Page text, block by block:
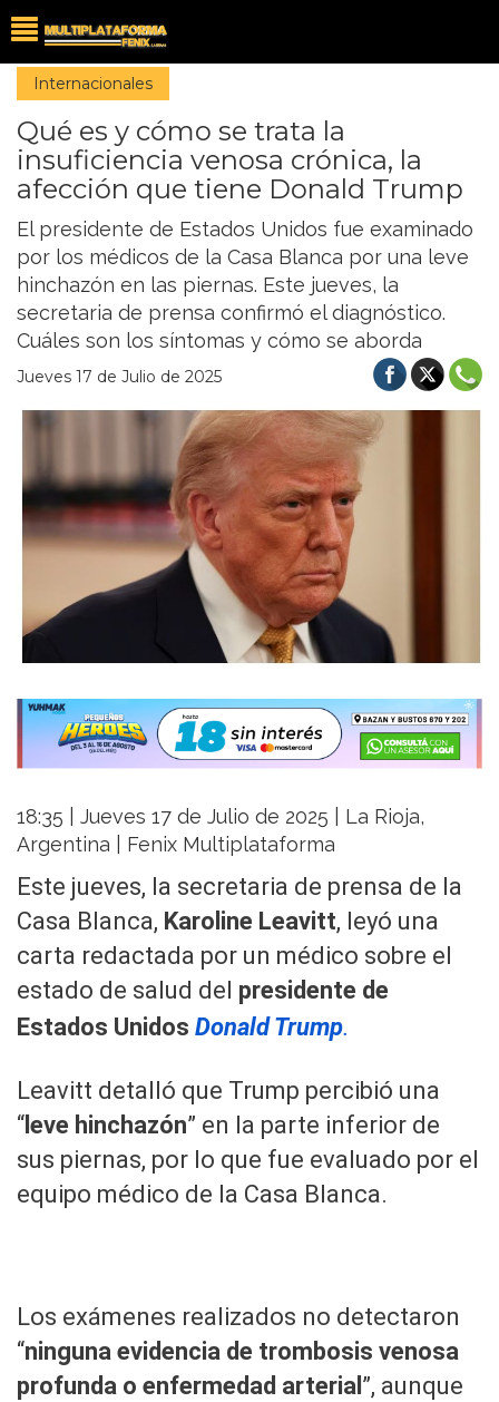
Internacionales
Qué es y cómo se trata la
insuficiencia venosa crónica, la
afección que tiene Donald Trump
El presidente de Estados Unidos fue examinado
por los médicos de la Casa Blanca por una leve
hinchazón en las piernas. Este jueves, la
secretaria de prensa confirmó el diagnóstico.
Cuáles son los síntomas y cómo se aborda
Jueves 17 de Julio de 2025
18:35 | Jueves 17 de Julio de 2025 | La Rioja,
Argentina | Fenix Multiplataforma
Este jueves, la secretaria de prensa de la
Casa Blanca, Karoline Leavitt, leyó una
carta redactada por un médico sobre el
estado de salud del presidente de
Estados Unidos Donald Trump.
Leavitt detalló que Trump percibió una
“ leve hinchazón” en la parte inferior de
sus piernas, por lo que fue evaluado por el
equipo médico de la Casa Blanca.
Los exámenes realizados no detectaron
“ninguna evidencia de trombosis venosa
profunda o enfermedad arterial ”, aunque